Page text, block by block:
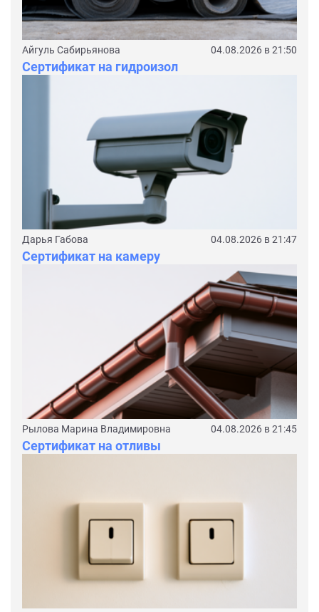
Айгуль Сабирьянова 04.08.2026 в 21:50
Сертификат на гидроизол
Дарья Габова 04.08.2026 в 21:47
Сертификат на камеру
Рылова Марина Владимировна 04.08.2026 в 21:45
Сертификат на отливы